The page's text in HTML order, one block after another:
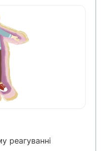
реагуванні